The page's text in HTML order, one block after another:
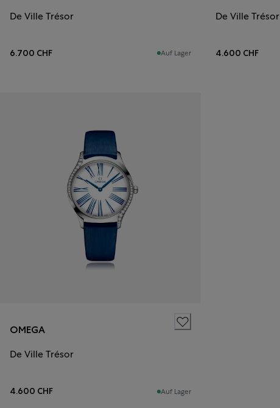
De Ville Trésor
6.700 CHF Auf Lager
De Ville Trésor
4.600 CHF
OMEGA
De Ville Trésor
4.600 CHF Auf Lager